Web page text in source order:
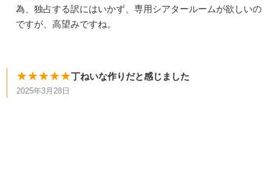
為、独占する訳にはいかず、専用シアタールームが欲しいの
ですが、高望みですね。
★★★★★丁ねいな作りだと感じました
2025年3月28日